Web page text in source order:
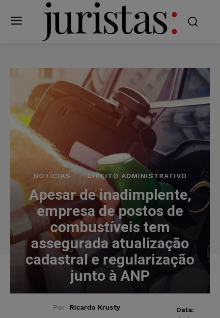
NOTÍCIAS DIREITO ADMINISTRATIVO
Apesar de inadimplente,
empresa de postos de
combustíveis tem
assegurada atualização
cadastral e regularização
junto à ANP
Por Ricardo Krusty
Data: